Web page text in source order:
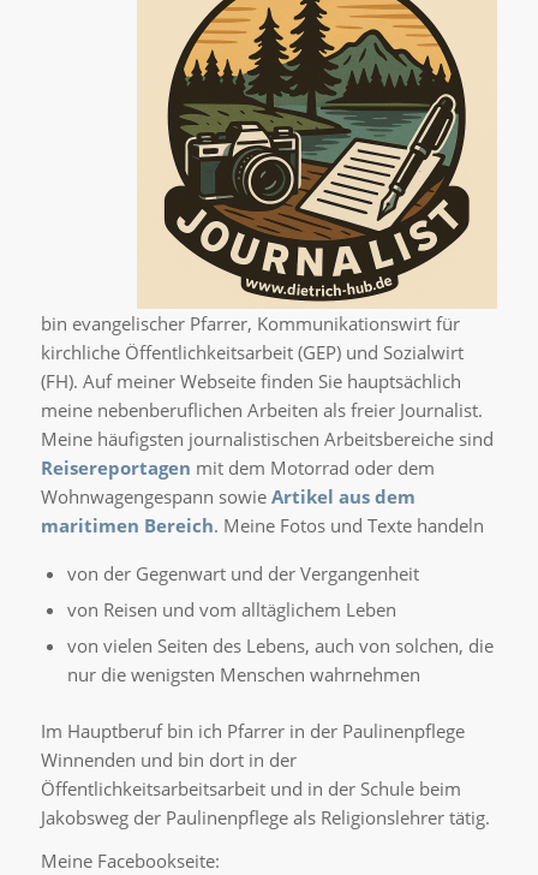
bin evangelischer Pfarrer, Kommunikationswirt für
kirchliche Öffentlichkeitsarbeit (GEP) und Sozialwirt
(FH). Auf meiner Webseite finden Sie hauptsächlich
meine nebenberuflichen Arbeiten als freier Journalist.
Meine häufigsten journalistischen Arbeitsbereiche sind
Reisereportagen mit dem Motorrad oder dem
Wohnwagengespann sowie Artikel aus dem
maritimen Bereich. Meine Fotos und Texte handeln
von der Gegenwart und der Vergangenheit
von Reisen und vom alltäglichem Leben
von vielen Seiten des Lebens, auch von solchen, die
nur die wenigsten Menschen wahrnehmen
Im Hauptberuf bin ich Pfarrer in der Paulinenpflege
Winnenden und bin dort in der
Öffentlichkeitsarbeitsarbeit und in der Schule beim
Jakobsweg der Paulinenpflege als Religionslehrer tätig.
Meine Facebookseite: